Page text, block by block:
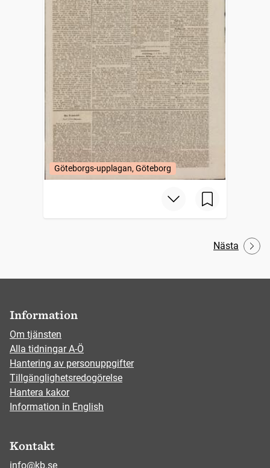
Göteborgs-upplagan, Göteborg
Nästa
Information
Om tjänsten
Alla tidningar A-Ö
Hantering av personuppgifter
Tillgänglighetsredogörelse
Hantera kakor
Information in English
Kontakt
info@kb.se